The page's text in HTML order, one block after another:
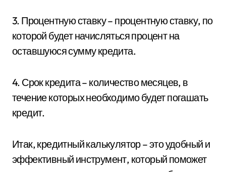
3. Процентную ставку – процентную ставку, по
которой будет начисляться процент на
оставшуюся сумму кредита.
4. Срок кредита – количество месяцев, в
течение которых необходимо будет погашать
кредит.
Итак, кредитный калькулятор – это удобный и
эффективный инструмент, который поможет